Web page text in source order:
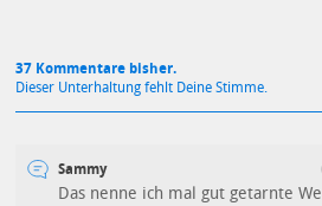
37 Kommentare bisher.
Dieser Unterhaltung fehlt Deine Stimme.
Sammy
Das nenne ich mal gut getarnte